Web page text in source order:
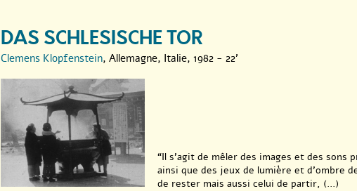
DAS SCHLESISCHE TOR
Clemens Klopfenstein, Allemagne, Italie, 1982 - 22'
“Il s’agit de mêler des images et des sons
ainsi que des jeux de lumière et d’ombre
de rester mais aussi celui de partir, (...)